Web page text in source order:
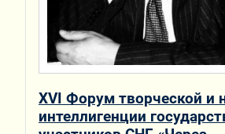
XVI Форум творческой и
интеллигенции